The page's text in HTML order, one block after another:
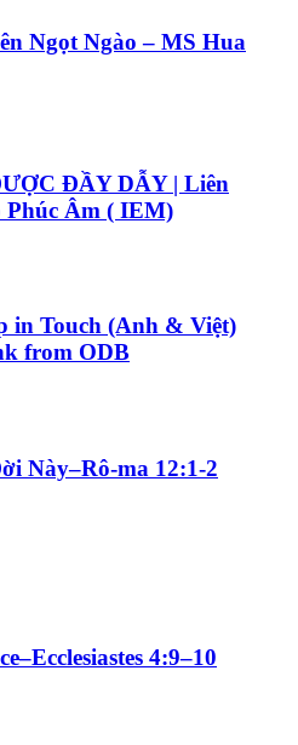
Ngọt Ngào – MS Hua
ĐẦY DẪY | Liên
Âm ( IEM)
in Touch (Anh & Việt)
from ODB
Này–Rô-ma 12:1-2
4:9–10